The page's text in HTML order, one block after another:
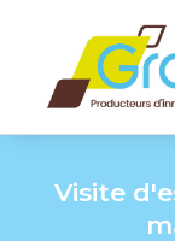
Visite